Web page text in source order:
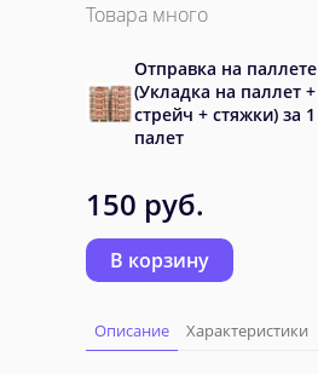
Описание Характеристики
Товара много
150 руб.
В корзину
Отправка на паллете
(Укладка на паллет +
стрейч + стяжки) за 1
палет